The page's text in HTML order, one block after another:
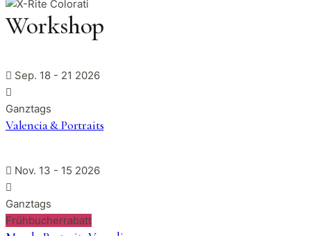
Workshop
Sep. 18 - 21 2026
Ganztags
Valencia & Portraits
Nov. 13 - 15 2026
Ganztags
Frühbucherrabatt